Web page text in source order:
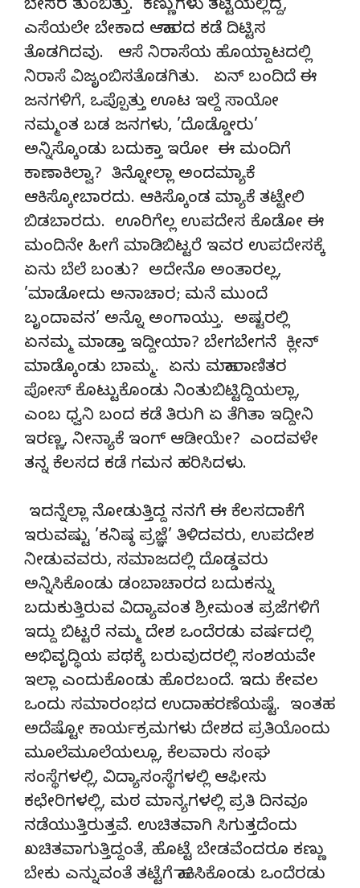
ಬೇಸರ ತುಂಬಿತ್ತು. ಕಣ್ಣುಗಳು ತಟ್ಟೆಯಲ್ಲಿದ್ದ,
ಎಸೆಯಲೇ ಬೇಕಾದ ಆಹಾರದ ಕಡೆ ದಿಟ್ಟಿಸ
ತೊಡಗಿದವು. ಆಸೆ ನಿರಾಸೆಯ ಹೊಯ್ದಾಟದಲ್ಲಿ
ನಿರಾಸೆ ವಿಜೃಂಬಿಸತೊಡಗಿತು. ಏನ್ ಬಂದಿದೆ ಈ
ಜನಗಳಿಗೆ, ಒಪ್ಪೊತ್ತು ಊಟ ಇಲ್ದೆ ಸಾಯೋ
ನಮ್ಮಂತ ಬಡ ಜನಗಳು, ’ದೊಡ್ಡೋರು’
ಅನ್ನಿಸ್ಕೊಂಡು ಬದುಕ್ತಾ ಇರೋ ಈ ಮಂದಿಗೆ
ಕಾಣಾಕಿಲ್ವಾ? ತಿನ್ನೋಲ್ಲಾ ಅಂದಮ್ಯಾಕೆ
ಆಕಿಸ್ಕೋಬಾರದು. ಆಕಿಸ್ಕೊಂಡ ಮ್ಯಾಕೆ ತಟ್ಟೇಲಿ
ಬಿಡಬಾರದು. ಊರಿಗೆಲ್ಲ ಉಪದೇಸ ಕೊಡೋ ಈ
ಮಂದಿನೇ ಹೀಗೆ ಮಾಡಿಬಿಟ್ಟರೆ ಇವರ ಉಪದೇಸಕ್ಕೆ
ಏನು ಬೆಲೆ ಬಂತು? ಅದೇನೊ ಅಂತಾರಲ್ಲ,
’ಮಾಡೋದು ಅನಾಚಾರ; ಮನೆ ಮುಂದೆ
ಬೃಂದಾವನ’ ಅನ್ನೊ ಅಂಗಾಯ್ತು. ಅಷ್ಟರಲ್ಲಿ
ಏನಮ್ಮ ಮಾಡ್ತಾ ಇದ್ದೀಯಾ? ಬೇಗಬೇಗನೆ ಕ್ಲೀನ್
ಮಾಡ್ಕೊಂಡು ಬಾಮ್ಮ. ಏನು ಮಹಾರಾಣಿತರ
ಪೋಸ್ ಕೊಟ್ಟುಕೊಂಡು ನಿಂತುಬಿಟ್ಟಿದ್ದಿಯಲ್ಲಾ,
ಎಂಬ ಧ್ವನಿ ಬಂದ ಕಡೆ ತಿರುಗಿ ಏ ತೆಗಿತಾ ಇದ್ದೀನಿ
ಇರಣ್ಣ, ನೀನ್ಯಾಕೆ ಇಂಗ್ ಆಡೀಯೇ? ಎಂದವಳೇ
ತನ್ನ ಕೆಲಸದ ಕಡೆ ಗಮನ ಹರಿಸಿದಳು.
ಇದನ್ನೆಲ್ಲಾ ನೋಡುತ್ತಿದ್ದ ನನಗೆ ಈ ಕೆಲಸದಾಕೆಗೆ
ಇರುವಷ್ಟು ’ಕನಿಷ್ಠ ಪ್ರಜ್ಞೆ’ ತಿಳಿದವರು, ಉಪದೇಶ
ನೀಡುವವರು, ಸಮಾಜದಲ್ಲಿ ದೊಡ್ಡವರು
ಅನ್ನಿಸಿಕೊಂಡು ಡಂಬಾಚಾರದ ಬದುಕನ್ನು
ಬದುಕುತ್ತಿರುವ ವಿದ್ಯಾವಂತ ಶ್ರೀಮಂತ ಪ್ರಜೆಗಳಿಗೆ
ಇದ್ದು ಬಿಟ್ಟರೆ ನಮ್ಮ ದೇಶ ಒಂದೆರಡು ವರ್ಷದಲ್ಲಿ
ಅಭಿವೃದ್ಧಿಯ ಪಥಕ್ಕೆ ಬರುವುದರಲ್ಲಿ ಸಂಶಯವೇ
ಇಲ್ಲಾ ಎಂದುಕೊಂಡು ಹೊರಬಂದೆ. ಇದು ಕೇವಲ
ಒಂದು ಸಮಾರಂಭದ ಉದಾಹರಣೆಯಷ್ಟೆ. ಇಂತಹ
ಅದೆಷ್ಟೋ ಕಾರ್ಯಕ್ರಮಗಳು ದೇಶದ ಪ್ರತಿಯೊಂದು
ಮೂಲೆಮೂಲೆಯಲ್ಲೂ, ಕೆಲವಾರು ಸಂಘ
ಸಂಸ್ಥೆಗಳಲ್ಲಿ, ವಿದ್ಯಾಸಂಸ್ಥೆಗಳಲ್ಲಿ ಆಫೀಸು
ಕಛೇರಿಗಳಲ್ಲಿ, ಮಠ ಮಾನ್ಯಗಳಲ್ಲಿ ಪ್ರತಿ ದಿನವೂ
ನಡೆಯುತ್ತಿರುತ್ತವೆ. ಉಚಿತವಾಗಿ ಸಿಗುತ್ತದೆಂದು
ಖಚಿತವಾಗುತ್ತಿದ್ದಂತೆ, ಹೊಟ್ಟೆ ಬೇಡವೆಂದರೂ ಕಣ್ಣು
ಬೇಕು ಎನ್ನುವಂತೆ ತಟ್ಟೆಗೆ ಹಾಕಿಸಿಕೊಂಡು ಒಂದೆರಡು